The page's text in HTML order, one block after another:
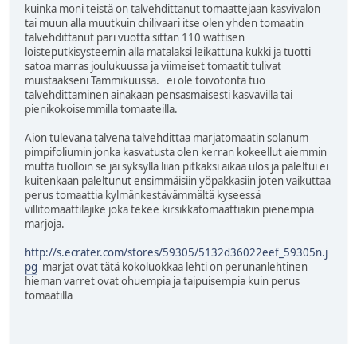
kuinka moni teistä on talvehdittanut tomaattejaan kasvivalon
tai muun alla muutkuin chilivaari itse olen yhden tomaatin
talvehdittanut pari vuotta sittan 110 wattisen
loisteputkisysteemin alla matalaksi leikattuna kukki ja tuotti
satoa marras joulukuussa ja viimeiset tomaatit tulivat
muistaakseni Tammikuussa. ei ole toivotonta tuo
talvehdittaminen ainakaan pensasmaisesti kasvavilla tai
pienikokoisemmilla tomaateilla.
Aion tulevana talvena talvehdittaa marjatomaatin solanum
pimpifoliumin jonka kasvatusta olen kerran kokeellut aiemmin
mutta tuolloin se jäi syksyllä liian pitkäksi aikaa ulos ja paleltui ei
kuitenkaan paleltunut ensimmäisiin yöpakkasiin joten vaikuttaa
perus tomaattia kylmänkestävämmältä kyseessä
villitomaattilajike joka tekee kirsikkatomaattiakin pienempiä
marjoja.
http://s.ecrater.com/stores/59305/5132d36022eef_59305n.j
pg marjat ovat tätä kokoluokkaa lehti on perunanlehtinen
hieman varret ovat ohuempia ja taipuisempia kuin perus
tomaatilla